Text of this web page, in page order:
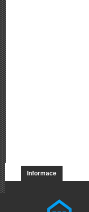
Informace